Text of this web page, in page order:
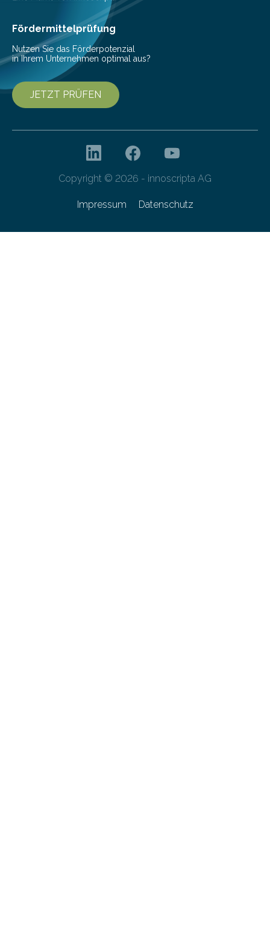
den Studierenden der Lebensmitteltechnologie
Franziska Diebel, Pauline Hoffmann und Yusuf Toprak
entwickelt. Mit nur…
Fördermittelprüfung
Nutzen Sie das Förderpotenzial
in Ihrem Unternehmen optimal aus?
JETZT PRÜFEN
Copyright © 2026 - innoscripta AG
Impressum Datenschutz